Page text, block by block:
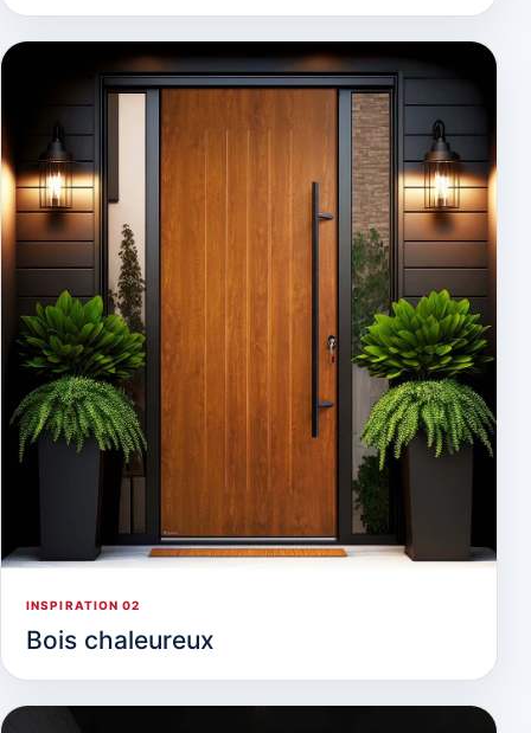
INSPIRATION 02
Bois chaleureux